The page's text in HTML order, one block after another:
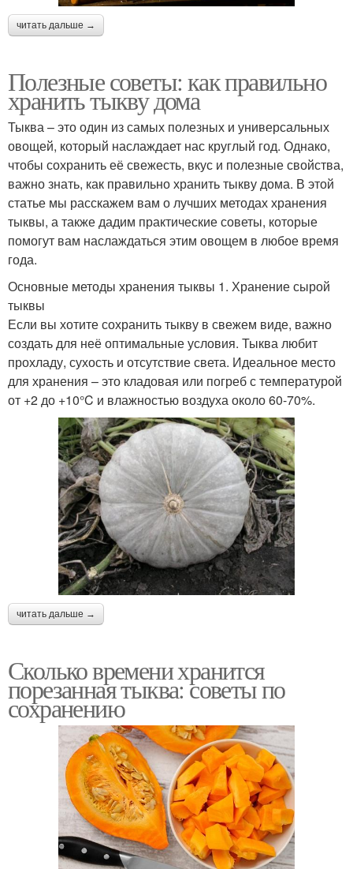
читать дальше →
Полезные советы: как правильно
хранить тыкву дома
Тыква – это один из самых полезных и универсальных
овощей, который наслаждает нас круглый год. Однако,
чтобы сохранить её свежесть, вкус и полезные свойства,
важно знать, как правильно хранить тыкву дома. В этой
статье мы расскажем вам о лучших методах хранения
тыквы, а также дадим практические советы, которые
помогут вам наслаждаться этим овощем в любое время
года.
Основные методы хранения тыквы 1. Хранение сырой
тыквы
Если вы хотите сохранить тыкву в свежем виде, важно
создать для неё оптимальные условия. Тыква любит
прохладу, сухость и отсутствие света. Идеальное место
для хранения – это кладовая или погреб с температурой
от +2 до +10°C и влажностью воздуха около 60-70%.
читать дальше →
Сколько времени хранится
порезанная тыква: советы по
сохранению